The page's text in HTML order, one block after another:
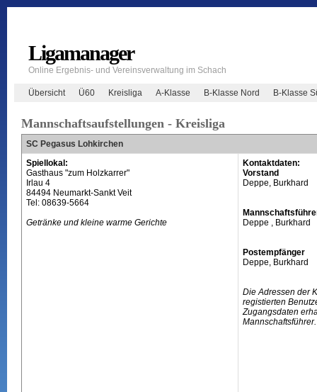
Ligamanager
Online Ergebnis- und Vereinsverwaltung im Schach
Übersicht Ü60 Kreisliga A-Klasse B-Klasse Nord B-Klasse
Mannschaftsaufstellungen - Kreisliga
SC Pegasus Lohkirchen
Spiellokal:
Gasthaus "zum Holzkarrer"
Irlau 4
84494 Neumarkt-Sankt Veit
Tel: 08639-5664
Getränke und kleine warme Gerichte
Kontaktdaten:
Vorstand
Deppe, Burkhard
Deppe , Burkhard
Postempfänger
Deppe, Burkhard
Die Adressen der
registierten
Zugangsdaten
Mannschaftsführer.